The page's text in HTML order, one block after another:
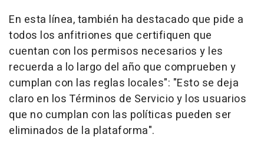
En esta línea, también ha destacado que pide a
todos los anfitriones que certifiquen que
cuentan con los permisos necesarios y les
recuerda a lo largo del año que comprueben y
cumplan con las reglas locales": "Esto se deja
claro en los Términos de Servicio y los usuarios
que no cumplan con las políticas pueden ser
eliminados de la plataforma".